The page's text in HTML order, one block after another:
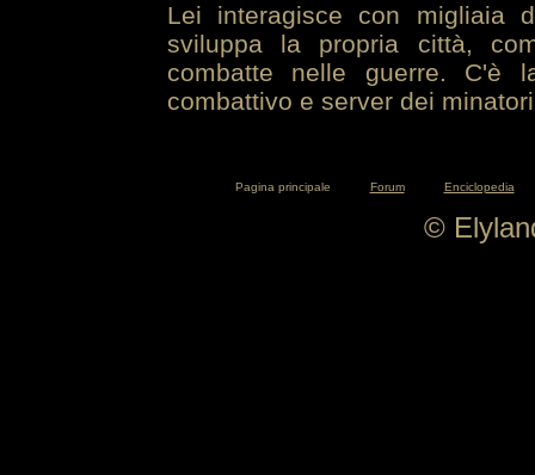
Lei interagisce con migliaia
sviluppa la propria città,
combatte nelle guerre. C'è
combattivo e server dei
Pagina principale Forum Enciclopedia
©